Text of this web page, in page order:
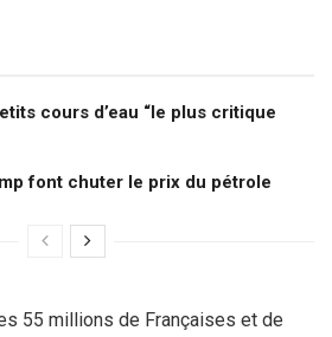
cours d’eau “le plus critique
font chuter le prix du pétrole
55 millions de Françaises et de